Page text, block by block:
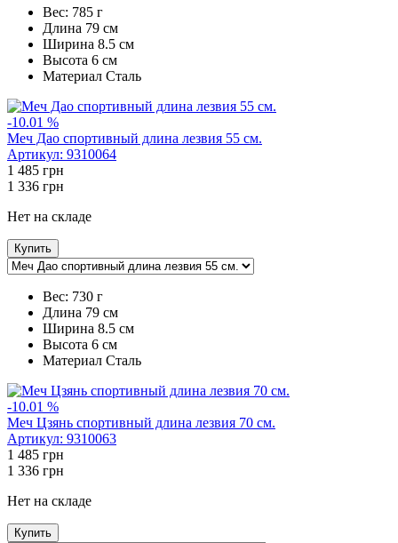
Вес: 785 г
Длина 79 см
Ширина 8.5 см
Высота 6 см
Maтериал Сталь
-10.01 %
Меч Дао спортивный длина лезвия 55 см.
Артикул: 9310064
1 485 грн
1 336 грн
Нет на складе
Купить
Вес: 730 г
Длина 79 см
Ширина 8.5 см
Высота 6 см
Maтериал Сталь
-10.01 %
Меч Цзянь спортивный длина лезвия 70 см.
Артикул: 9310063
1 485 грн
1 336 грн
Нет на складе
Купить